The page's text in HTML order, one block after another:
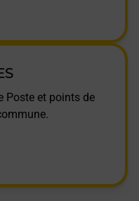
Poste et points de